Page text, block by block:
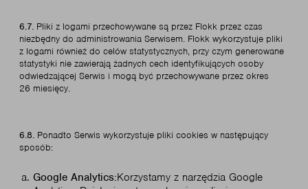
6.7. Pliki z logami przechowywane są przez Flokk przez czas
niezbędny do administrowania Serwisem. Flokk wykorzystuje pliki
z logami również do celów statystycznych, przy czym generowane
statystyki nie zawierają żadnych cech identyfikujących osoby
odwiedzającej Serwis i mogą być przechowywane przez okres
26 miesięcy.
6.8. Ponadto Serwis wykorzystuje pliki cookies w następujący
sposób:
Google Analytics:Korzystamy z narzędzia Google